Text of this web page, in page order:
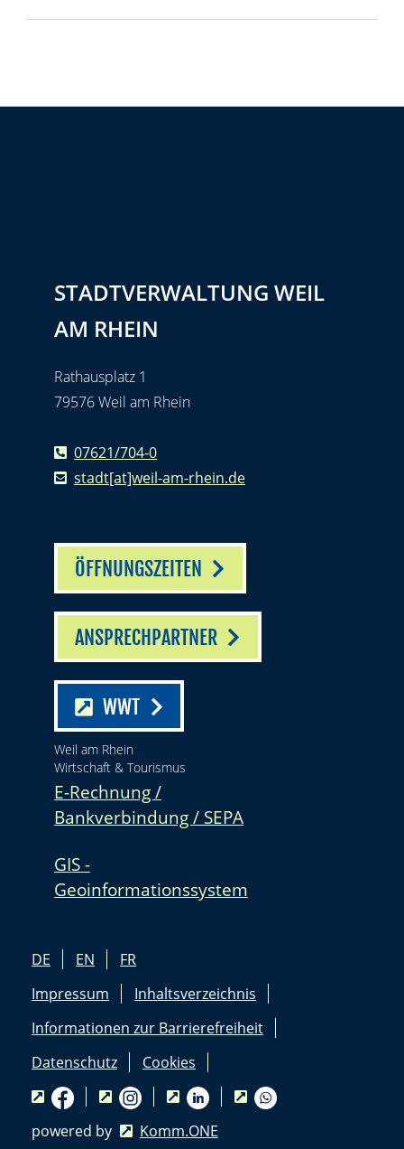
STADTVERWALTUNG WEIL
AM RHEIN
Rathausplatz 1
79576 Weil am Rhein
07621/704-0
stadt[at]weil-am-rhein.de
ÖFFNUNGSZEITEN
ANSPRECHPARTNER
WWT
Weil am Rhein
Wirtschaft & Tourismus
E-Rechnung /
Bankverbindung / SEPA
GIS -
Geoinformationssystem
DE EN
FR
Impressum
Inhaltsverzeichnis
Informationen zur Barrierefreiheit
Datenschutz
Cookies
powered by Komm.ONE